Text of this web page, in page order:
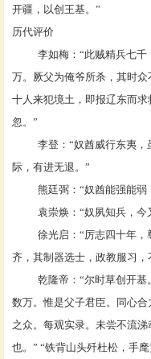
开疆，以创王基。”
历代评价
李如梅 ： “此贼精兵七
万。厥父为俺爷所杀，其时
十人来犯境土，即报辽东而
忽。”
李登 ： “奴酋威行东夷，
际，有进无退。”
熊廷弼 ： “奴酋能强能弱
袁崇焕 ： “奴夙知兵，今
徐光启 ： “厉志四十年，
齐，其制器选士，政教服习，
乾隆帝 ： “尔时草创开
数万。惟是父子君臣。同心
之众。每观实录。未尝不流
也。” “铁背山头歼杜松，手